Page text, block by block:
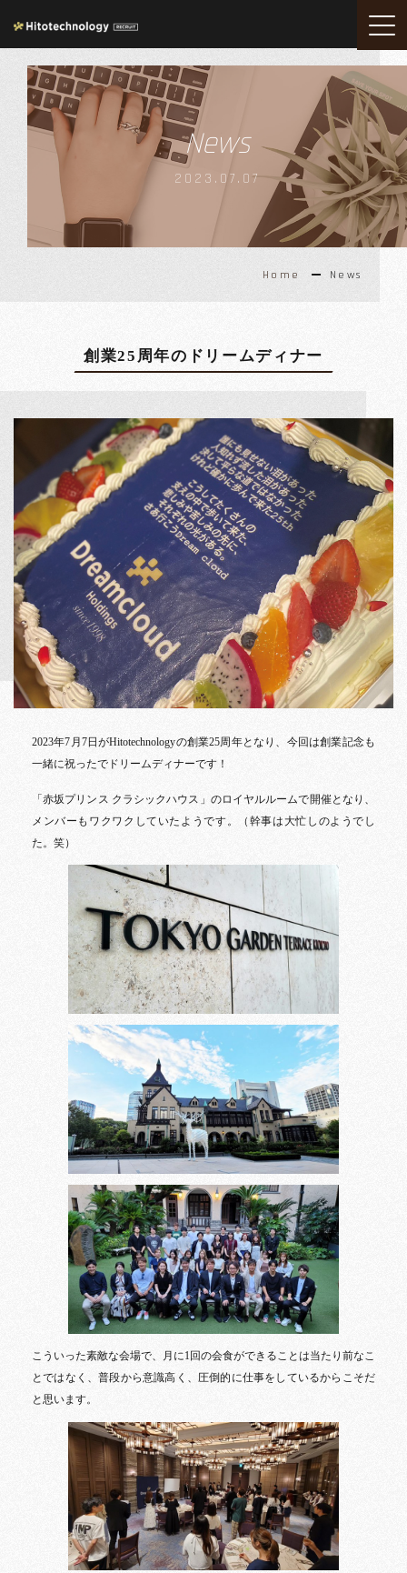
News
2023.07.07
Home News
創業25周年のドリームディナー
2023年7月7日がHitotechnologyの創業25周年となり、今回は創業記念も
一緒に祝ったでドリームディナーです！
「赤坂プリンス クラシックハウス」のロイヤルルームで開催となり、
メンバーもワクワクしていたようです。（幹事は大忙しのようでし
た。笑）
こういった素敵な会場で、月に1回の会食ができることは当たり前なこ
とではなく、普段から意識高く、圧倒的に仕事をしているからこそだ
と思います。